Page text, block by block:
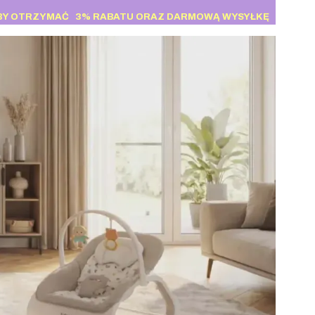
OTRZYMAĆ 3% RABATU ORAZ DARMOWĄ WYSYŁKĘ